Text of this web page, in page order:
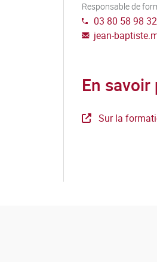
Responsable de
03 80 58 98 32
jean-
En savoir
Sur la